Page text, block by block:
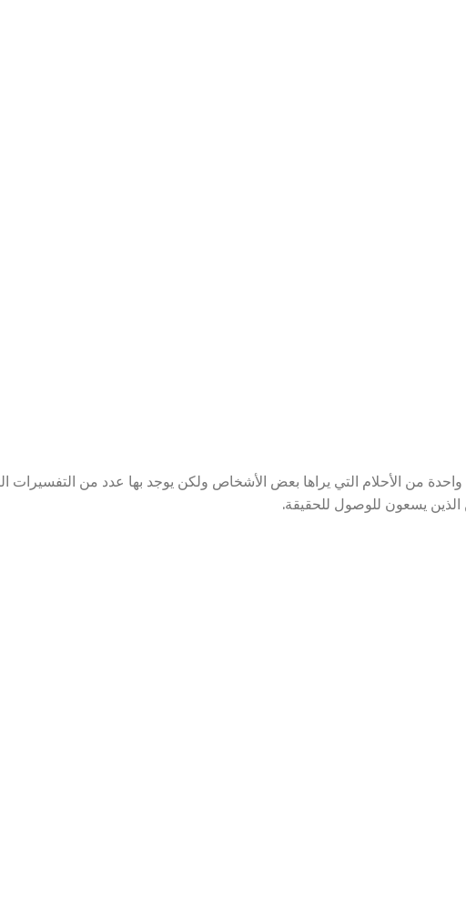
واحدة من الأحلام التي يراها بعض الأشخاص ولكن يوجد بها عدد من التفسيرات
الذين يسعون للوصول للحقيقة.